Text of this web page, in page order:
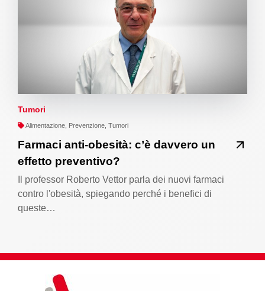
Tumori
Alimentazione, Prevenzione, Tumori
Farmaci anti-obesità: c’è davvero un
effetto preventivo?
Il professor Roberto Vettor parla dei nuovi farmaci
contro l'obesità, spiegando perché i benefici di
queste…